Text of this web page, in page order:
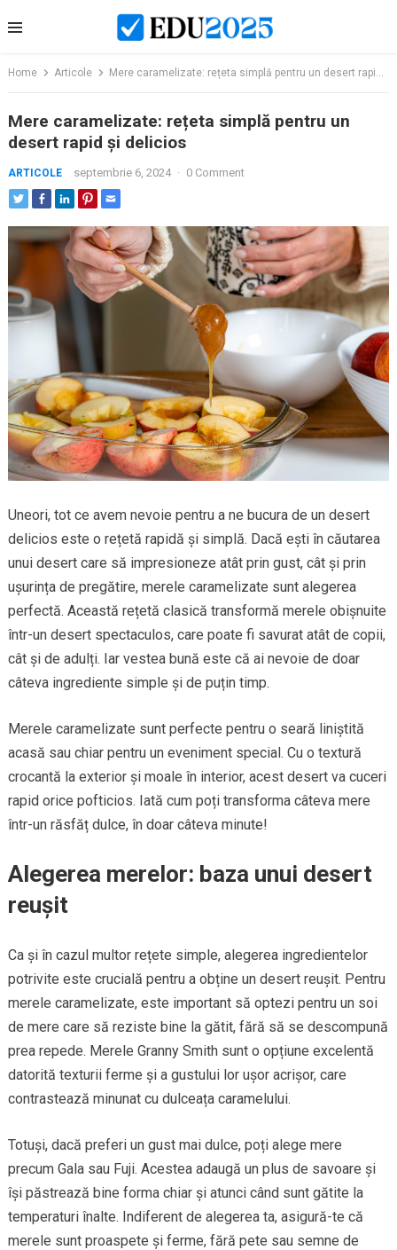
to
Home Articole Mere caramelizate: rețeta simplă pentru un desert rapid și delicios
Mere caramelizate: rețeta simplă pentru un
desert rapid și delicios
ARTICOLE septembrie 6, 2024 · 0 Comment
Uneori, tot ce avem nevoie pentru a ne bucura de un desert
delicios este o rețetă rapidă și simplă. Dacă ești în căutarea
unui desert care să impresioneze atât prin gust, cât și prin
ușurința de pregătire, merele caramelizate sunt alegerea
perfectă. Această rețetă clasică transformă merele obișnuite
într-un desert spectaculos, care poate fi savurat atât de copii,
cât și de adulți. Iar vestea bună este că ai nevoie de doar
câteva ingrediente simple și de puțin timp.
Merele caramelizate sunt perfecte pentru o seară liniștită
acasă sau chiar pentru un eveniment special. Cu o textură
crocantă la exterior și moale în interior, acest desert va cuceri
rapid orice pofticios. Iată cum poți transforma câteva mere
într-un răsfăț dulce, în doar câteva minute!
Alegerea merelor: baza unui desert
reușit
Ca și în cazul multor rețete simple, alegerea ingredientelor
potrivite este crucială pentru a obține un desert reușit. Pentru
merele caramelizate, este important să optezi pentru un soi
de mere care să reziste bine la gătit, fără să se descompună
prea repede. Merele Granny Smith sunt o opțiune excelentă
datorită texturii ferme și a gustului lor ușor acrișor, care
contrastează minunat cu dulceața caramelului.
Totuși, dacă preferi un gust mai dulce, poți alege mere
precum Gala sau Fuji. Acestea adaugă un plus de savoare și
își păstrează bine forma chiar și atunci când sunt gătite la
temperaturi înalte. Indiferent de alegerea ta, asigură-te că
merele sunt proaspete și ferme, fără pete sau semne de